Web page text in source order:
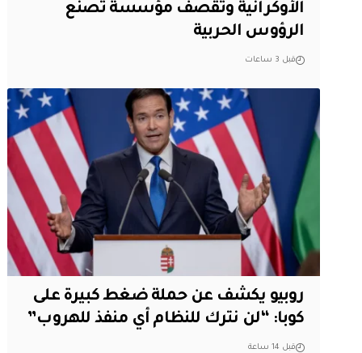
الأوكرانية وتقصف مؤسسة تصنع
الرؤوس الحربية
قبل 3 ساعات
روبيو يكشف عن حملة ضغط كبيرة على
كوبا: “لن نترك للنظام أي منفذ للهروب”
قبل 14 ساعة